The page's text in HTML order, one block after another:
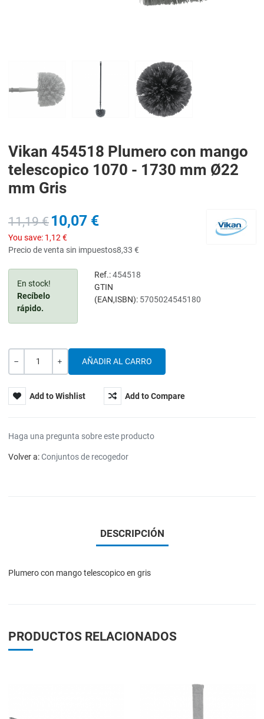
Vikan 454518 Plumero con mango
telescopico 1070 - 1730 mm Ø22
mm Gris
11,19 € 10,07 €
You save: 1,12 €
Precio de venta sin impuestos8,33 €
En stock!
Recíbelo
rápido.
Ref.: 454518
GTIN
(EAN,ISBN): 5705024545180
Cantidad
Add to Wishlist Add to Compare
Haga una pregunta sobre este producto
Volver a:Conjuntos de recogedor
DESCRIPCIÓN
Plumero con mango telescopico en gris
PRODUCTOS RELACIONADOS